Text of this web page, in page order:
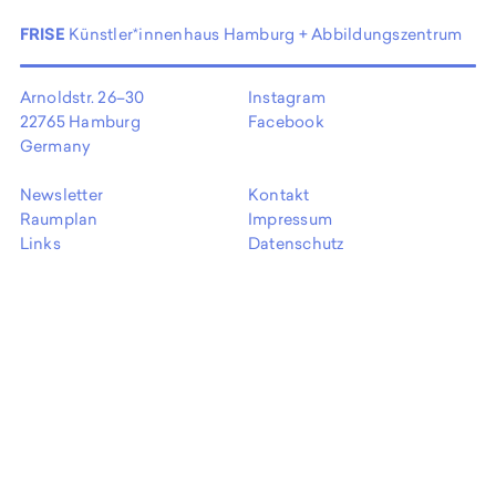
FRISE Künstler*innenhaus Hamburg + Abbildungszentrum
Arnoldstr. 26–30
22765 Hamburg
Germany
Instagram
Facebook
Newsletter
Raumplan
Links
Kontakt
Impressum
Datenschutz